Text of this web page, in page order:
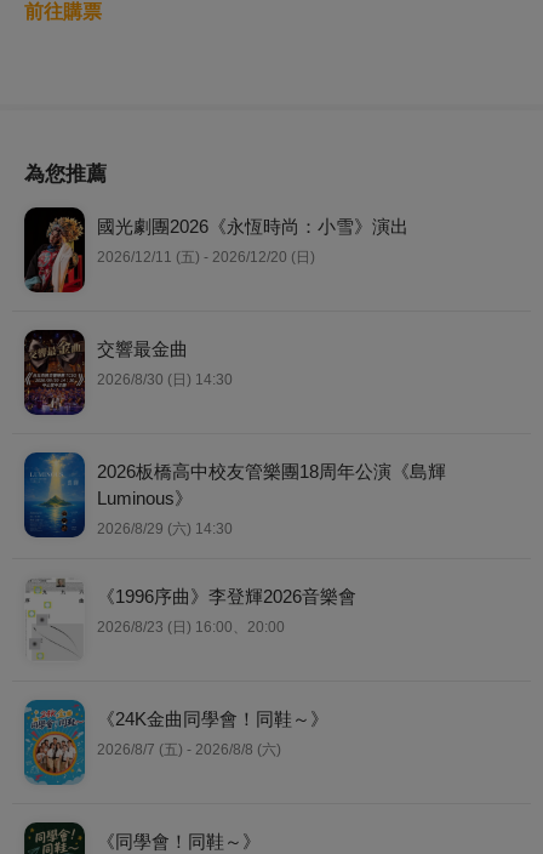
前往購票
為您推薦
國光劇團2026《永恆時尚：小雪》演出
2026/12/11 (五) - 2026/12/20 (日)
交響最金曲
2026/8/30 (日) 14:30
2026板橋高中校友管樂團18周年公演《島輝
Luminous》
2026/8/29 (六) 14:30
《1996序曲》李登輝2026音樂會
2026/8/23 (日) 16:00、20:00
《24K金曲同學會！同鞋～》
2026/8/7 (五) - 2026/8/8 (六)
《同學會！同鞋～》